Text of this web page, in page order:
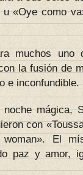
«Oye como
muchos
la fusión de
e inconfundible.
mágica,
con
El
paz y amor,